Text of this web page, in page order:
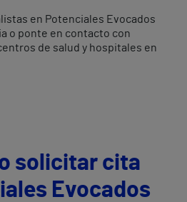
en Potenciales Evocados
o ponte en contacto con
de salud y hospitales en
solicitar cita
Evocados